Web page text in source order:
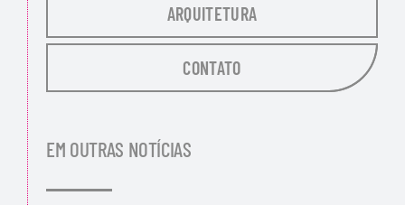
ARQUITETURA
CONTATO
EM OUTRAS NOTÍCIAS